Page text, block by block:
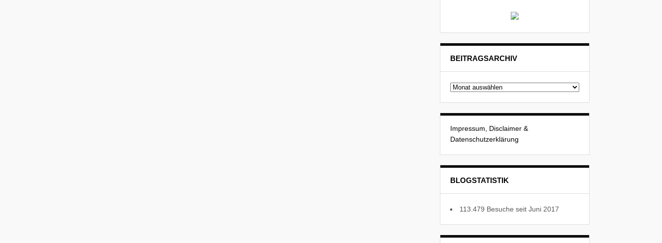
BEITRAGSARCHIV
Beitragsarchiv
Impressum, Disclaimer &
Datenschutzerklärung
BLOGSTATISTIK
113.479 Besuche seit Juni 2017